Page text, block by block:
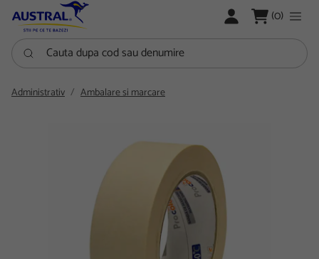
LOGARE (0)
Cauta dupa cod sau denumire
Administrativ Ambalare si marcare